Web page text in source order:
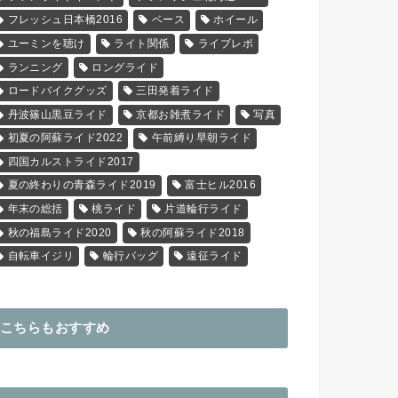
フレッシュ日本橋2016
ベース
ホイール
ユーミンを聴け
ライト関係
ライブレポ
ランニング
ロングライド
ロードバイクグッズ
三田発着ライド
丹波篠山黒豆ライド
京都お雑煮ライド
写真
初夏の阿蘇ライド2022
午前縛り早朝ライド
四国カルストライド2017
夏の終わりの青森ライド2019
富士ヒル2016
年末の総括
桃ライド
片道輪行ライド
秋の福島ライド2020
秋の阿蘇ライド2018
自転車イジリ
輪行バッグ 遠征ライド
こちらもおすすめ